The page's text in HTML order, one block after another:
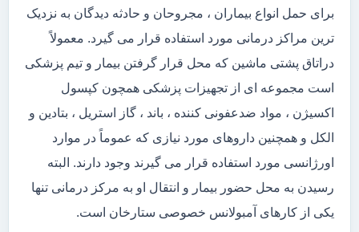
برای حمل انواع بیماران ، مجروحان و حادثه دیدگان به نزدیک
ترین مراکز درمانی مورد استفاده قرار می گیرد. معمولاً
دراتاق پشتی ماشین که محل قرار گرفتن بیمار و تیم پزشکی
است مجموعه ای از تجهیزات پزشکی همچون کپسول
اکسیژن ، مواد ضدعفونی کننده ، باند ، گاز استریل ، بتادین و
الکل و همچنین داروهای مورد نیازی که عموماً در موارد
اورژانسی مورد استفاده قرار می گیرند وجود دارند. البته
رسیدن به محل حضور بیمار و انتقال او به مرکز درمانی تنها
یکی از کارهای آمبولانس خصوصی ستارخان است.